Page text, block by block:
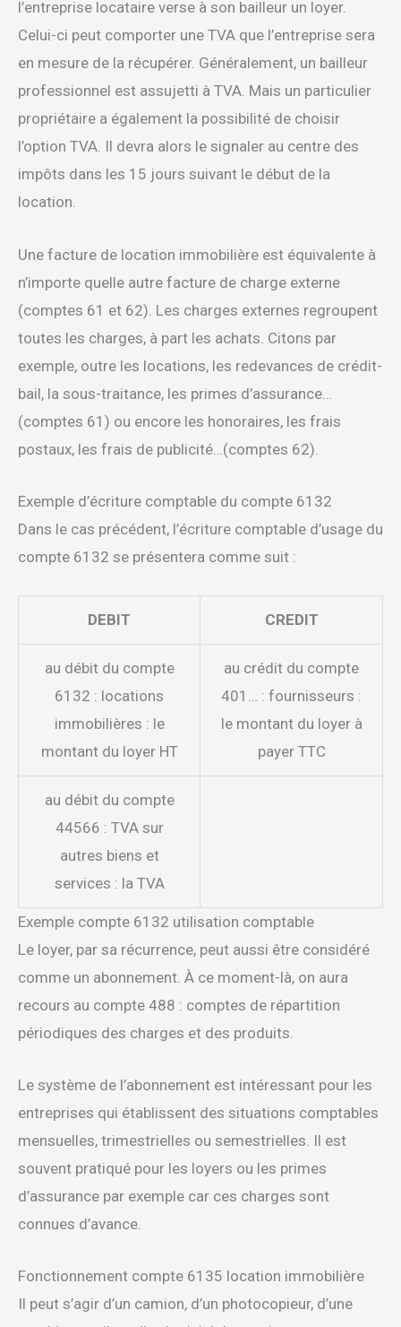
l’entreprise locataire verse à son bailleur un loyer.
Celui-ci peut comporter une TVA que l’entreprise sera
en mesure de la récupérer. Généralement, un bailleur
professionnel est assujetti à TVA. Mais un particulier
propriétaire a également la possibilité de choisir
l’option TVA. Il devra alors le signaler au centre des
impôts dans les 15 jours suivant le début de la
location.
Une facture de location immobilière est équivalente à
n’importe quelle autre facture de charge externe
(comptes 61 et 62). Les charges externes regroupent
toutes les charges, à part les achats. Citons par
exemple, outre les locations, les redevances de crédit-
bail, la sous-traitance, les primes d’assurance…
(comptes 61) ou encore les honoraires, les frais
postaux, les frais de publicité…(comptes 62).
Exemple d’écriture comptable du compte 6132
Dans le cas précédent, l’écriture comptable d’usage du
compte 6132 se présentera comme suit :
DEBIT CREDIT
au débit du compte
6132 : locations
immobilières : le
montant du loyer HT
au crédit du compte
401… : fournisseurs :
le montant du loyer à
payer TTC
au débit du compte
44566 : TVA sur
autres biens et
services : la TVA
Exemple compte 6132 utilisation comptable
Le loyer, par sa récurrence, peut aussi être considéré
comme un abonnement. À ce moment-là, on aura
recours au compte 488 : comptes de répartition
périodiques des charges et des produits.
Le système de l’abonnement est intéressant pour les
entreprises qui établissent des situations comptables
mensuelles, trimestrielles ou semestrielles. Il est
souvent pratiqué pour les loyers ou les primes
d’assurance par exemple car ces charges sont
connues d’avance.
Fonctionnement compte 6135 location immobilière
Il peut s’agir d’un camion, d’un photocopieur, d’une